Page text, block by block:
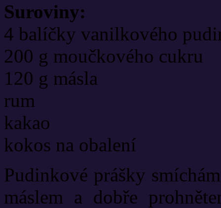
Suroviny:
4 balíčky vanilkového
200 g moučkového cukru
120 g másla
rum
kakao
kokos na obalení
Pudinkové prášky
máslem a dobře